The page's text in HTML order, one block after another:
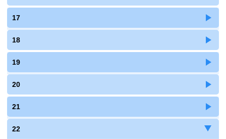
17
18
19
20
21
22